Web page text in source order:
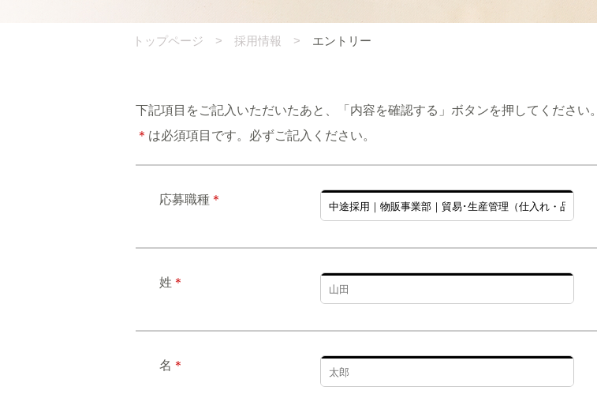
トップページ 採用情報 エントリー
下記項目をご記入いただいたあと、「内容を確認する」ボタンを押してください。
＊ は必須項目です。必ずご記入ください。
応募職種 ＊
姓 ＊
名 ＊